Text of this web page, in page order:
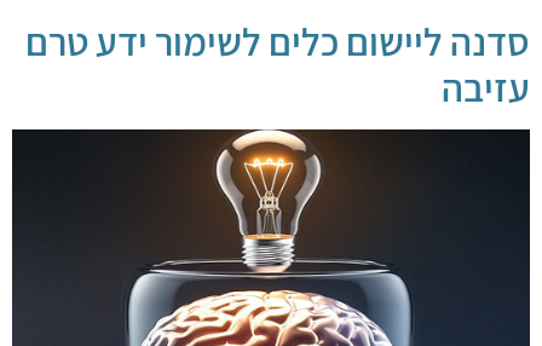
סדנה ליישום כלים לשימור ידע טרם
עזיבה